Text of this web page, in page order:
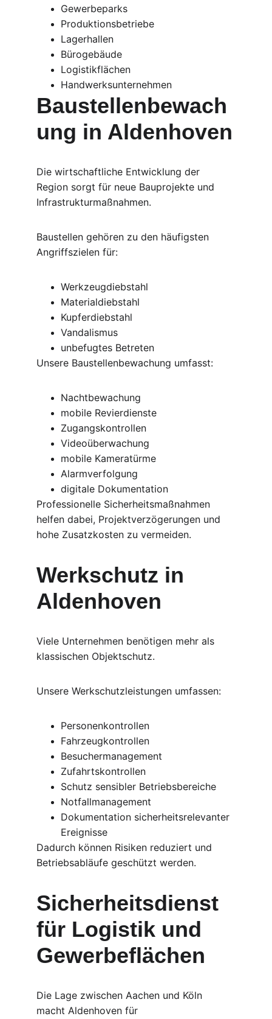
Gewerbeparks
Produktionsbetriebe
Lagerhallen
Bürogebäude
Logistikflächen
Handwerksunternehmen
Baustellenbewach
ung in Aldenhoven
Die wirtschaftliche Entwicklung der
Region sorgt für neue Bauprojekte und
Infrastrukturmaßnahmen.
Baustellen gehören zu den häufigsten
Angriffszielen für:
Werkzeugdiebstahl
Materialdiebstahl
Kupferdiebstahl
Vandalismus
unbefugtes Betreten
Unsere Baustellenbewachung umfasst:
Nachtbewachung
mobile Revierdienste
Zugangskontrollen
Videoüberwachung
mobile Kameratürme
Alarmverfolgung
digitale Dokumentation
Professionelle Sicherheitsmaßnahmen
helfen dabei, Projektverzögerungen und
hohe Zusatzkosten zu vermeiden.
Werkschutz in
Aldenhoven
Viele Unternehmen benötigen mehr als
klassischen Objektschutz.
Unsere Werkschutzleistungen umfassen:
Personenkontrollen
Fahrzeugkontrollen
Besuchermanagement
Zufahrtskontrollen
Schutz sensibler Betriebsbereiche
Notfallmanagement
Dokumentation sicherheitsrelevanter
Ereignisse
Dadurch können Risiken reduziert und
Betriebsabläufe geschützt werden.
Sicherheitsdienst
für Logistik und
Gewerbeflächen
Die Lage zwischen Aachen und Köln
macht Aldenhoven für